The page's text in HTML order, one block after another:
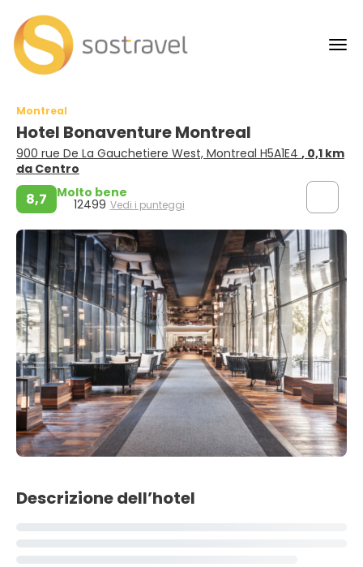
Montreal
Hotel Bonaventure Montreal
900 rue De La Gauchetiere West, Montreal H5A1E4 , 0,1 km
da Centro
8,7 Molto bene
12499 Vedi i punteggi
Descrizione dell’hotel